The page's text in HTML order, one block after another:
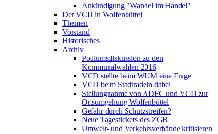
Ankündigung "Wandel im Handel"
Der VCD in Wolfenbüttel
Themen
Vorstand
Historisches
Archiv
Podiumsdiskussion zu den
Kommunalwahlen 2016
VCD stellte beim WUM eine Frage
VCD beim Stadtradeln dabei
Stellungnahme von ADFC und VCD zur
Ortsumgehung Wolfenbüttel
Gefahr durch Schutzstreifen?
Neue Tagestickets des ZGB
Umwelt- und Verkehrsverbände kritisieren